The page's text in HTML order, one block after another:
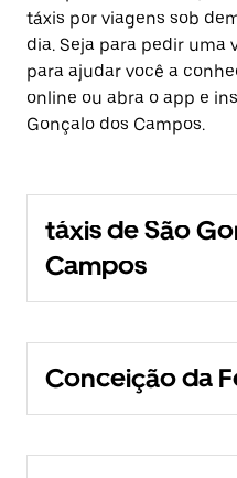
táxis por viagens sob
dia. Seja para pedir uma
para ajudar você a
online ou abra o app e
Gonçalo dos Campos.
táxis de São
Campos
Conceição da